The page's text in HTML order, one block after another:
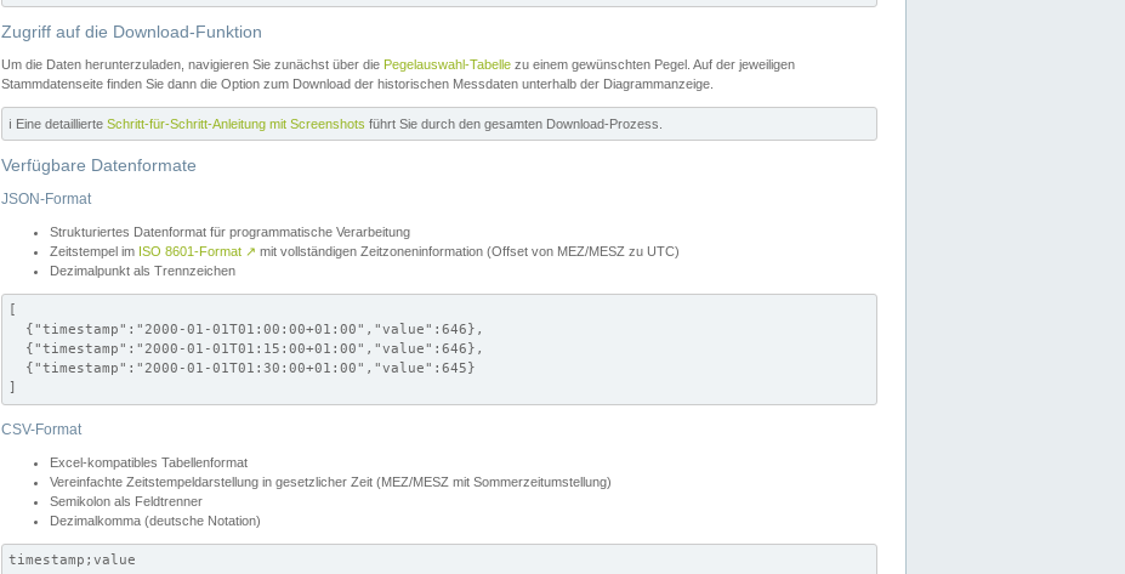
Zugriff auf die Download-Funktion
Um die Daten herunterzuladen, navigieren Sie zunächst über die Pegelauswahl-Tabelle zu einem gewünschten Pegel. Auf der jeweiligen
Stammdatenseite finden Sie dann die Option zum Download der historischen Messdaten unterhalb der Diagrammanzeige.
ℹ️ Eine detaillierte Schritt-für-Schritt-Anleitung mit Screenshots führt Sie durch den gesamten Download-Prozess.
Verfügbare Datenformate
JSON-Format
Strukturiertes Datenformat für programmatische Verarbeitung
Zeitstempel im ISO 8601-Format ↗ mit vollständigen Zeitzoneninformation (Offset von MEZ/MESZ zu UTC)
Dezimalpunkt als Trennzeichen
[
  {"timestamp":"2000-01-01T01:00:00+01:00","value":646},
  {"timestamp":"2000-01-01T01:15:00+01:00","value":646},
  {"timestamp":"2000-01-01T01:30:00+01:00","value":645}
]
CSV-Format
Excel-kompatibles Tabellenformat
Vereinfachte Zeitstempeldarstellung in gesetzlicher Zeit (MEZ/MESZ mit Sommerzeitumstellung)
Semikolon als Feldtrenner
Dezimalkomma (deutsche Notation)
timestamp;value